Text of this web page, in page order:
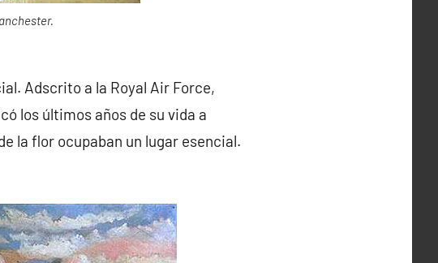
Adscrito a la Royal Air Force,
los últimos años de su vida a
la flor ocupaban un lugar esencial.